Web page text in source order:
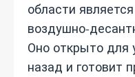
области
воздушно-
Оно открыто для
назад и готовит